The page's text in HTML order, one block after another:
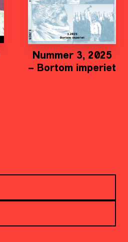
Nummer 3, 2025
– Bortom imperiet